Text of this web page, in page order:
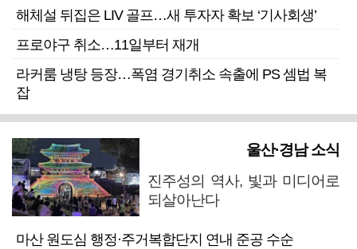
해체설 뒤집은 LIV 골프…새 투자자 확보 ‘기사회생’
프로야구 취소…11일부터 재개
라커룸 냉탕 등장…폭염 경기취소 속출에 PS 셈법 복
잡
울산·경남 소식
진주성의 역사, 빛과 미디어로
되살아난다
마산 원도심 행정·주거복합단지 연내 준공 수순